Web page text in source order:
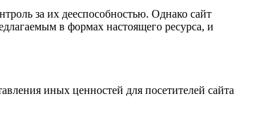
за их дееспособностью. Однако сайт
в формах настоящего ресурса, и
иных ценностей для посетителей сайта